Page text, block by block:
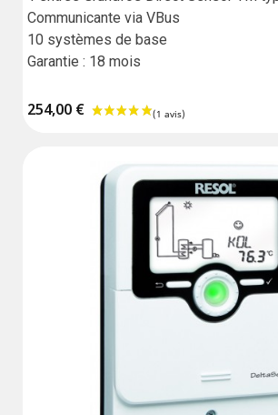
Communicante via VBus
10 systèmes de base
Garantie : 18 mois
254,00 €